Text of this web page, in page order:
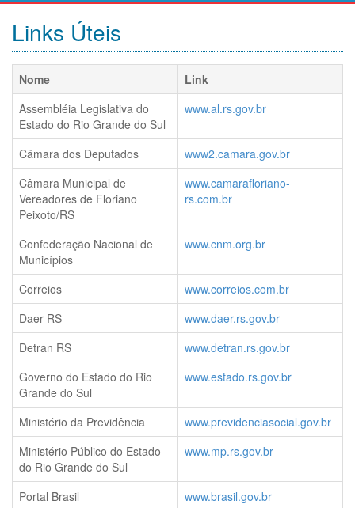
Links Úteis
Nome
Link
Assembléia Legislativa do
Estado do Rio Grande do Sul
www.al.rs.gov.br
Câmara dos Deputados
www2.camara.gov.br
Câmara Municipal de
Vereadores de Floriano
Peixoto/RS
www.camarafloriano-
rs.com.br
Confederação Nacional de
Municípios
www.cnm.org.br
Correios
www.correios.com.br
Daer RS
www.daer.rs.gov.br
Detran RS
www.detran.rs.gov.br
Governo do Estado do Rio
Grande do Sul
www.estado.rs.gov.br
Ministério da Previdência
www.previdenciasocial.gov.br
Ministério Público do Estado
do Rio Grande do Sul
www.mp.rs.gov.br
Portal Brasil
www.brasil.gov.br